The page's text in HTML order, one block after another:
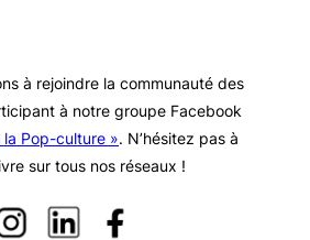
à rejoindre la communauté des
à notre groupe Facebook
la Pop-culture ». N’hésitez pas à
sur tous nos réseaux !